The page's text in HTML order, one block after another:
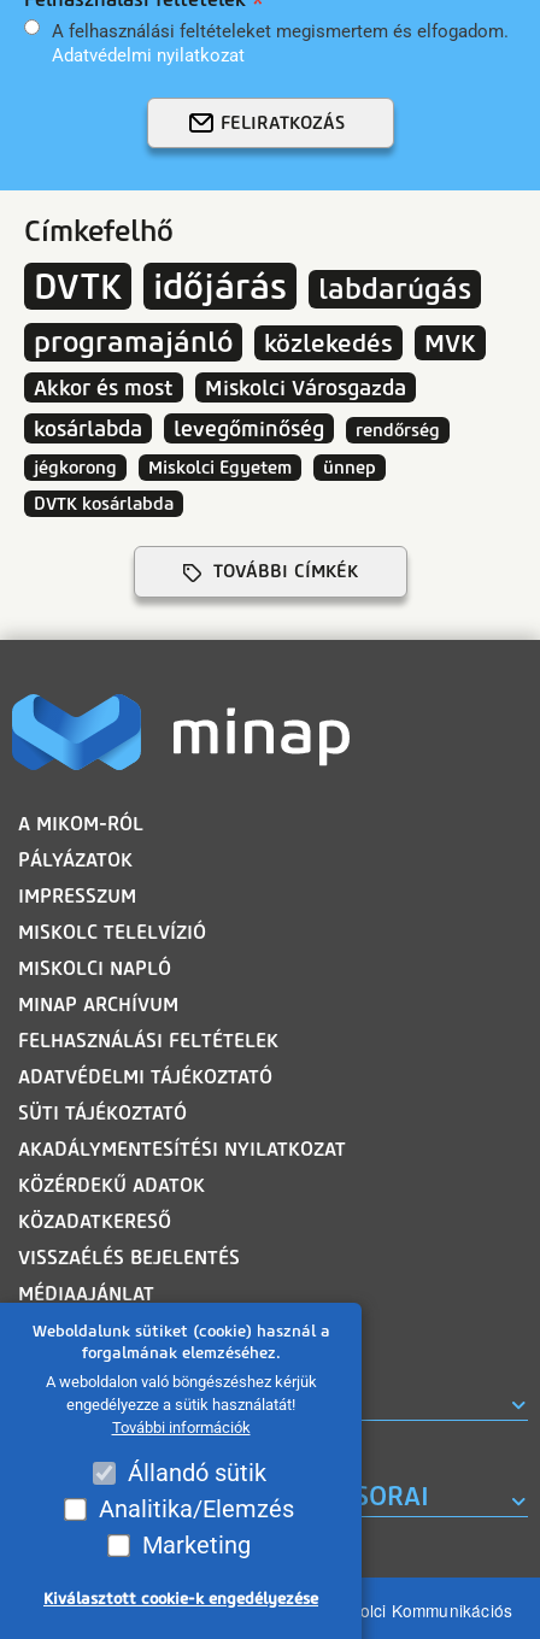
Weboldalunk sütiket (cookie) használ a
forgalmának elemzéséhez.
A weboldalon való böngészéshez kérjük
engedélyezze a sütik használatát!
További információk
Állandó sütik
Analitika/Elemzés
Marketing
Kiválasztott cookie-k engedélyezése
A felhasználási feltételeket megismertem és elfogadom.
Adatvédelmi nyilatkozat
FELIRATKOZÁS
Címkefelhő
DVTK időjárás
labdarúgás
programajánló
közlekedés MVK
Akkor és most
Miskolci Városgazda
kosárlabda
levegőminőség
rendőrség
jégkorong
Miskolci Egyetem
ünnep
DVTK kosárlabda
TOVÁBBI CÍMKÉK
LÁBLÉC
A MIKOM-RÓL
PÁLYÁZATOK
IMPRESSZUM
MISKOLC TELELVÍZIÓ
MISKOLCI NAPLÓ
MINAP ARCHÍVUM
FELHASZNÁLÁSI FELTÉTELEK
ADATVÉDELMI TÁJÉKOZTATÓ
SÜTI TÁJÉKOZTATÓ
AKADÁLYMENTESÍTÉSI NYILATKOZAT
KÖZÉRDEKŰ ADATOK
KÖZADATKERESŐ
VISSZAÉLÉS BEJELENTÉS
MÉDIAAJÁNLAT
OLDALTÉRKÉP
ROVATOK
A MISKOLC TV KORÁBBI MŰSORAI
Minden jog fenntartva 2026 © MIKOM Miskolci Kommunikációs